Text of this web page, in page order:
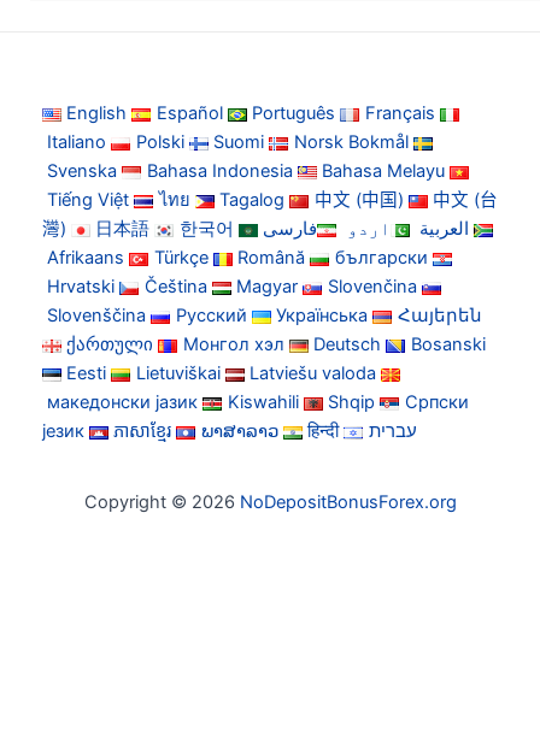
English Español Português
Français
Italiano
Polski Suomi
Norsk Bokmål
Svenska
Bahasa Indonesia
Bahasa Melayu
Tiếng Việt
ไทย Tagalog 中文 (中国)
中文 (台
灣)
日本語 한국어 العربية اردو
فارسی
Afrikaans
Türkçe Română
български
Hrvatski
Čeština Magyar
Slovenčina
Slovenščina
Русский Українська
Հայերեն
ქართული
Монгол хэл Deutsch
Bosanski
Eesti
Lietuviškai
Latviešu valoda
македонски јазик
Kiswahili Shqip
Српски
језик
ភាសាខ្មែរ ພາສາລາວ हिन्दी עברית
Copyright © 2026 NoDepositBonusForex.org